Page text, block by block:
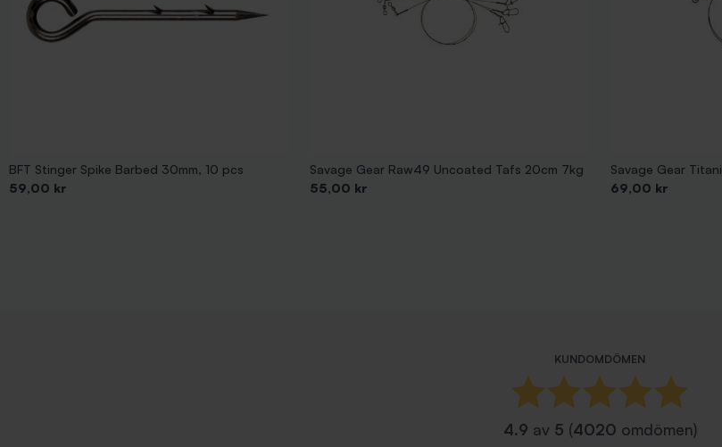
BFT Stinger Spike Barbed 30mm, 10 pcs
Pris
59,00 kr
Savage Gear Raw49 Uncoated Tafs 20cm 7kg
Pris
55,00 kr
Savage Gear
Pris
69,00 kr
KUNDOMDÖMEN
4.9 av 5 (4020 omdömen)